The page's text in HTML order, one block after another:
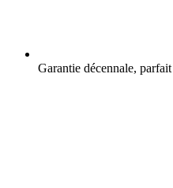
Garantie décennale,